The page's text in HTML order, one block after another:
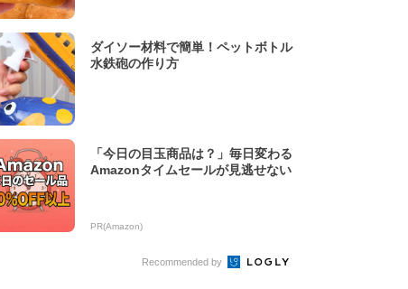
ダイソー材料で簡単！ペットボトル
水鉄砲の作り方
「今日の目玉商品は？」毎日変わる
Amazonタイムセールが見逃せない
PR(Amazon)
Recommended by